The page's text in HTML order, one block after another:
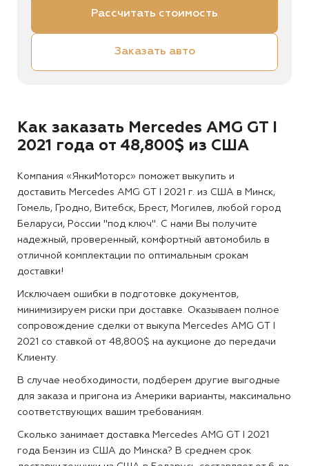
Рассчитать стоимость
Заказать авто
Как заказать Mercedes AMG GT I
2021 года от 48,800$ из США
Компания «ЯнкиМоторс» поможет выкупить и
доставить Mercedes AMG GT I 2021 г. из США в Минск,
Гомель, Гродно, Витебск, Брест, Могилев, любой город
Беларуси, России "под ключ". С нами Вы получите
надежный, проверенный, комфортный автомобиль в
отличной комплектации по оптимальным срокам
доставки!
Исключаем ошибки в подготовке документов,
минимизируем риски при доставке. Оказываем полное
сопровождение сделки от выкупа Mercedes AMG GT I
2021 со ставкой от 48,800$ на аукционе до передачи
Клиенту.
В случае необходимости, подберем другие выгодные
для заказа и пригона из Америки варианты, максимально
соответствующих вашим требованиям.
Сколько занимает доставка Mercedes AMG GT I 2021
года Бензин из США до Минска? В среднем срок